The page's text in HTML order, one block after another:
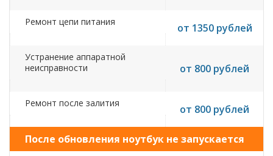
Ремонт цепи питания от 1350 рублей
Устранение аппаратной
неисправности
от 800 рублей
Ремонт после залития от 800 рублей
После обновления ноутбук не запускается